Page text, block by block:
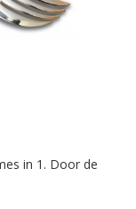
in 1. Door de